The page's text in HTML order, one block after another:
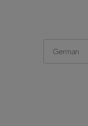
German